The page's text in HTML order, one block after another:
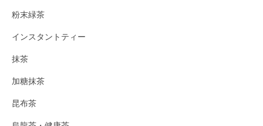
粉末緑茶
インスタントティー
抹茶
加糖抹茶
昆布茶